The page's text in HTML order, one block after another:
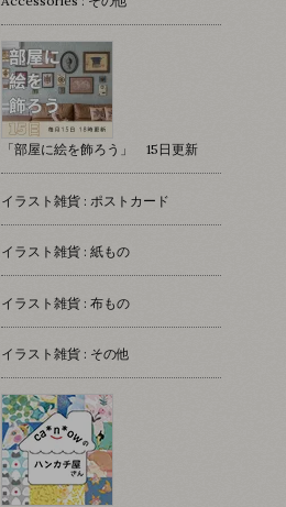
「部屋に絵を飾ろう」 15日更新
イラスト雑貨 : ポストカード
イラスト雑貨 : 紙もの
イラスト雑貨 : 布もの
イラスト雑貨 : その他